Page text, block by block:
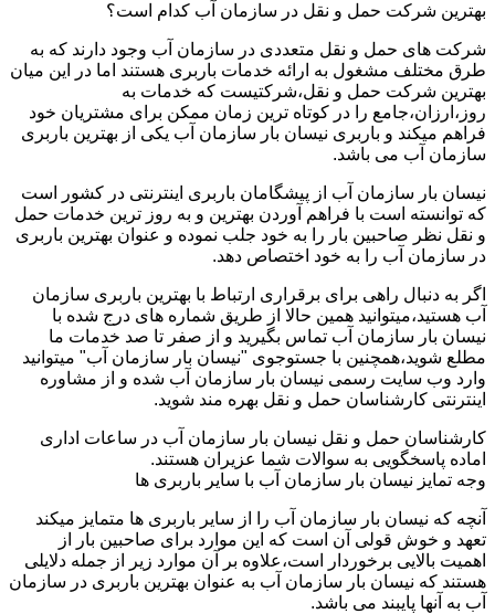
بهترین شرکت حمل و نقل در سازمان آب کدام است؟
شرکت های حمل و نقل متعددی در سازمان آب وجود دارند که به
طرق مختلف مشغول به ارائه خدمات باربری هستند اما در این میان
بهترین شرکت حمل و نقل،شرکتیست که خدمات به
روز،ارزان،جامع را در کوتاه ترین زمان ممکن برای مشتریان خود
فراهم میکند و باربری نیسان بار سازمان آب یکی از بهترین باربری
سازمان آب می باشد.
نیسان بار سازمان آب از پیشگامان باربری اینترنتی در کشور است
که توانسته است با فراهم آوردن بهترین و به روز ترین خدمات حمل
و نقل نظر صاحبین بار را به خود جلب نموده و عنوان بهترین باربری
در سازمان آب را به خود اختصاص دهد.
اگر به دنبال راهی برای برقراری ارتباط با بهترین باربری سازمان
آب هستید،میتوانید همین حالا از طریق شماره های درج شده با
نیسان بار سازمان آب تماس بگیرید و از صفر تا صد خدمات ما
مطلع شوید،همچنین با جستوجوی "نیسان بار سازمان آب" میتوانید
وارد وب سایت رسمی نیسان بار سازمان آب شده و از مشاوره
اینترنتی کارشناسان حمل و نقل بهره مند شوید.
کارشناسان حمل و نقل نیسان بار سازمان آب در ساعات اداری
اماده پاسخگویی به سوالات شما عزیران هستند.
وجه تمایز نیسان بار سازمان آب با سایر باربری ها
آنچه که نیسان بار سازمان آب را از سایر باربری ها متمایز میکند
تعهد و خوش قولی آن است که این موارد برای صاحبین بار از
اهمیت بالایی برخوردار است،علاوه بر آن موارد زیر از جمله دلایلی
هستند که نیسان بار سازمان آب به عنوان بهترین باربری در سازمان
آب به آنها پایبند می باشد.